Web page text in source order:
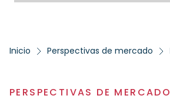
Inicio Perspectivas de mercado
PERSPECTIVAS DE MERCADO